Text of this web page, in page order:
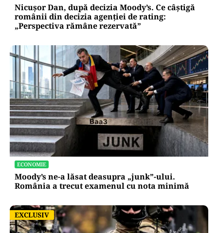
Nicușor Dan, după decizia Moody’s. Ce câștigă
românii din decizia agenției de rating:
„Perspectiva rămâne rezervată”
ECONOMIE
Moody’s ne-a lăsat deasupra „junk”-ului.
România a trecut examenul cu nota minimă
EXCLUSIV
EXCLUSIV